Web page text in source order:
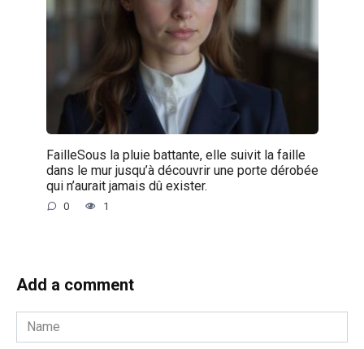
FailleSous la pluie battante, elle suivit la faille
dans le mur jusqu’à découvrir une porte dérobée
qui n’aurait jamais dû exister.
0 1
Add a comment
Name
*